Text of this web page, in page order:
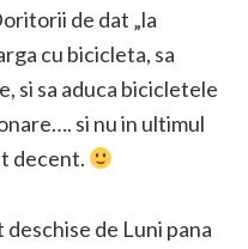
de dat „la
cu bicicleta, sa
si sa aduca bicicletele
si nu in ultimul
decent.
de Luni pana